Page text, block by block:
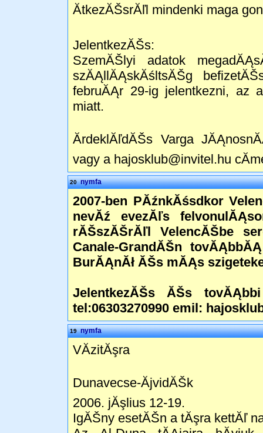
ĂtkezĂŠsrĂľl mindenki maga
JelentkezĂŠs:
SzemĂŠlyi adatok
szĂĄllĂĄskĂśltsĂŠg
februĂĄr 29-ig jelentkezni, az
miatt.
ĂrdeklĂľdĂŠs Varga
vagy a hajosklub@invitel.hu
20 nymfa
2007-ben PĂźnkĂśsdkor
nevĂź evezĂľs
rĂŠszĂŠrĂľl VelencĂŠbe
Canale-GrandĂŠn
BurĂĄnĂł ĂŠs mĂĄs
JelentkezĂŠs ĂŠs
tel:06303270990 emil:
19 nymfa
VĂ­zitĂşra
Dunavecse-ĂjvidĂŠk
2006. jĂşlius 12-19.
IgĂŠny esetĂŠn a tĂşra kettĂľ